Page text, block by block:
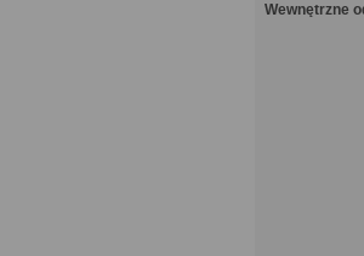
Wewnętrzne